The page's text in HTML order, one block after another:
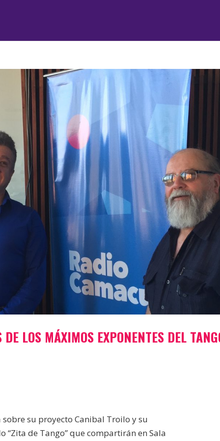
LOS MÁXIMOS EXPONENTES DEL
sobre su proyecto Canibal Troilo y su
“Zita de Tango” que compartirán en Sala